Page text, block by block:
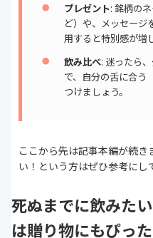
プレゼント: 銘柄の
ど）や、メッセージ
用すると特別感が増
飲み比べ: 迷ったら
で、自分の舌に合う
つけましょう。
ここから先は記事本編が続
い！という方はぜひ参考にし
死ぬまでに飲みた
は贈り物にもぴった